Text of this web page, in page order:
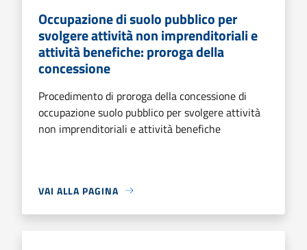
Occupazione di suolo pubblico per
svolgere attività non imprenditoriali e
attività benefiche: proroga della
concessione
Procedimento di proroga della concessione di
occupazione suolo pubblico per svolgere attività
non imprenditoriali e attività benefiche
VAI ALLA PAGINA